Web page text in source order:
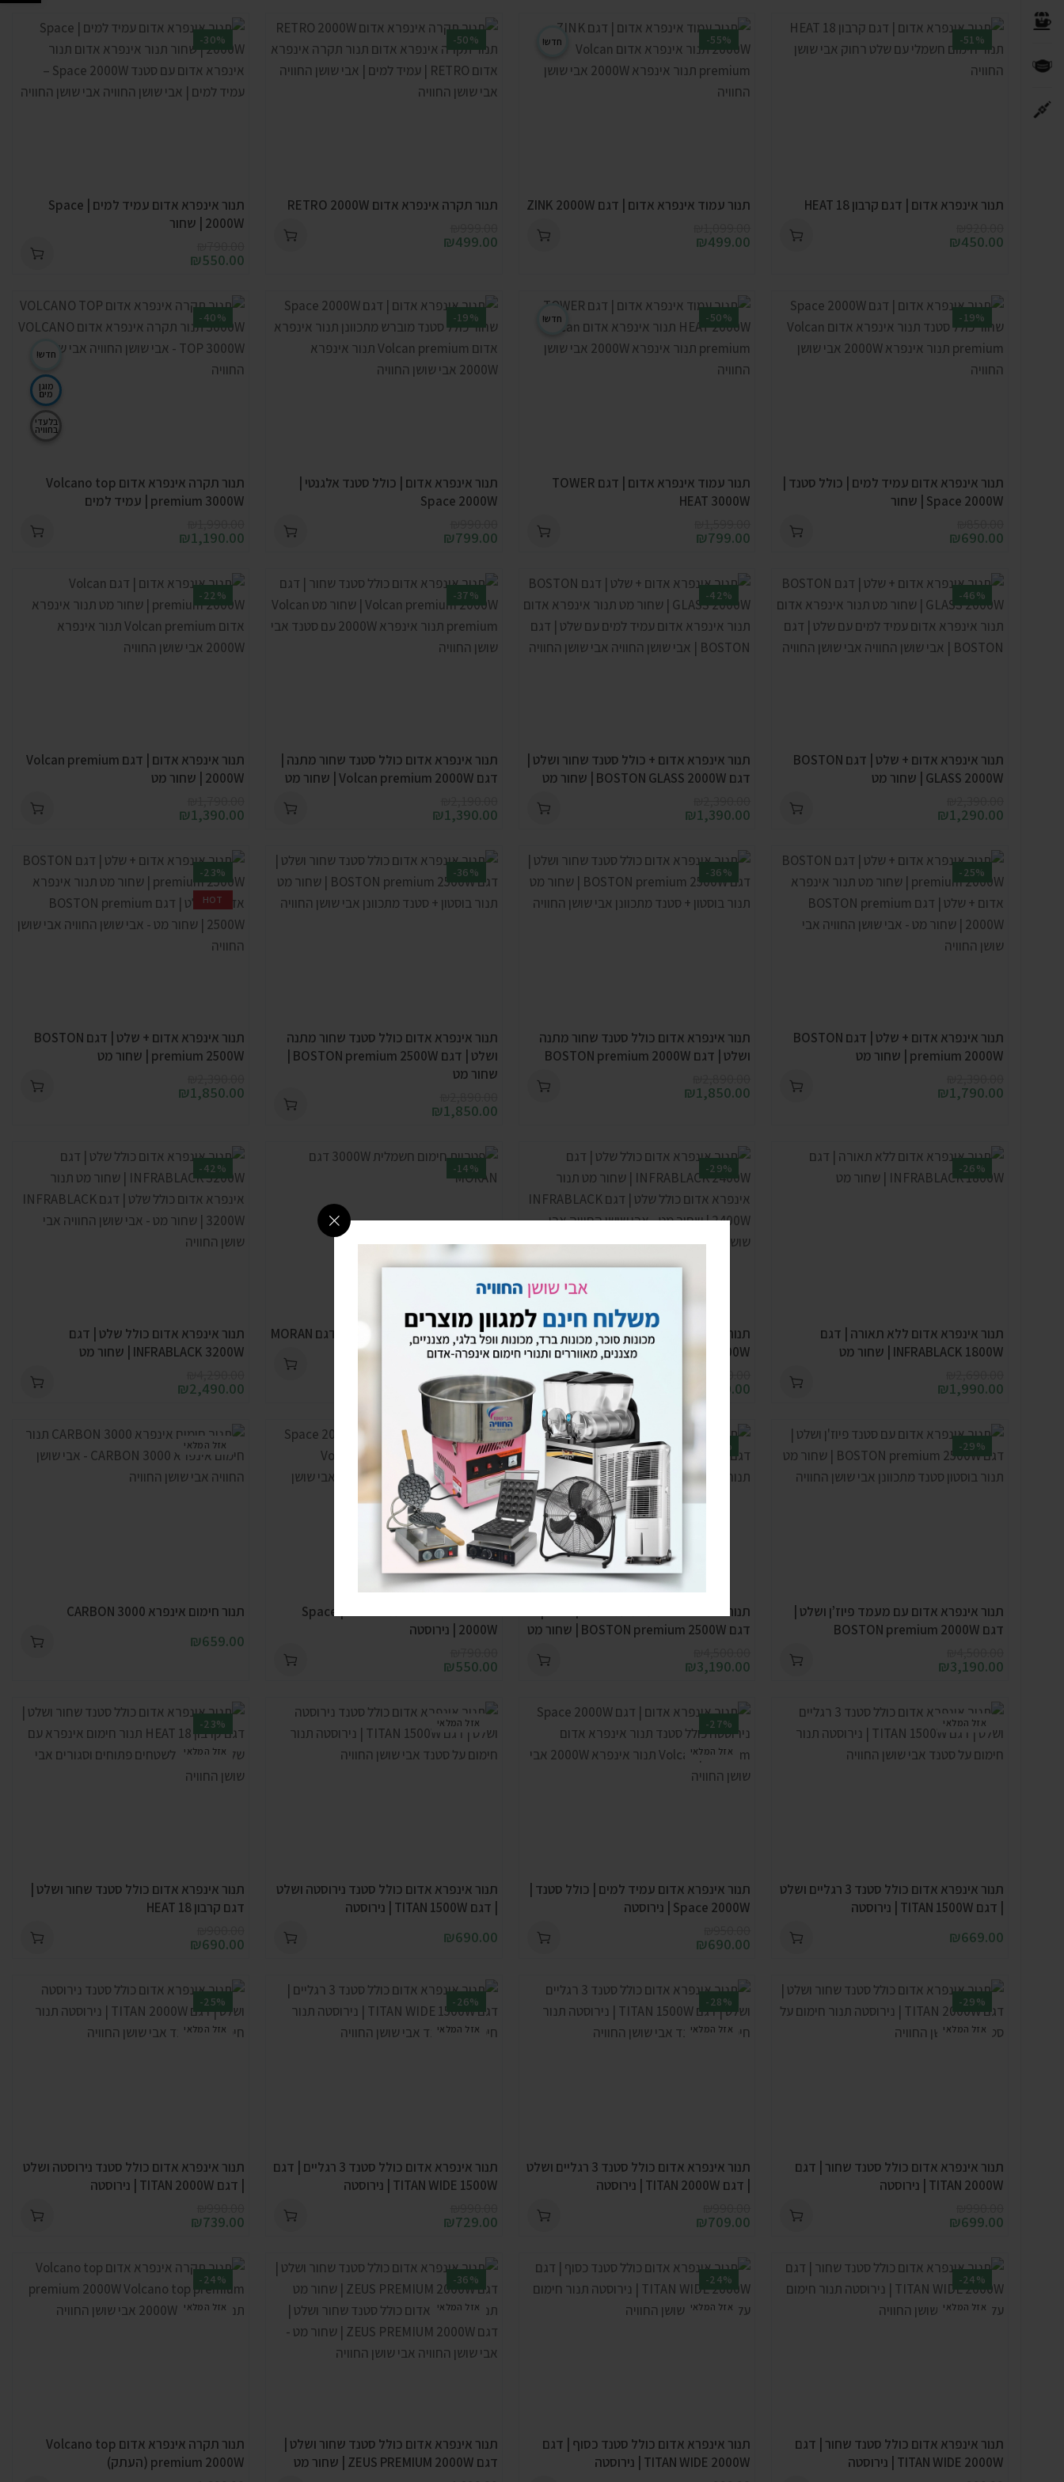
-51%
תנור אינפרא אדום | דגם קרבון HEAT 18
₪450.00
-55% חדש!
תנור עמוד אינפרא אדום | דגם ZINK 2000W
₪499.00
-50%
תנור תקרה אינפרא אדום RETRO 2000W
₪499.00
-30%
תנור אינפרא אדום עמיד למים | Space
2000W | שחור
₪550.00
-19%
תנור אינפרא אדום עמיד למים | כולל סטנד |
Space 2000W | שחור
₪690.00
-50% חדש!
תנור עמוד אינפרא אדום | דגם TOWER
HEAT 3000W
₪799.00
-19%
תנור אינפרא אדום | כולל סטנד אלגנטי |
Space 2000W
₪799.00
-40%
חדש!
מוגן
מים
בלעדי
בחוויה
תנור תקרה אינפרא אדום Volcano top
premium 3000W | עמיד למים
₪1,190.00
-46%
תנור אינפרא אדום + שלט | דגם BOSTON
GLASS 2000W | שחור מט
₪1,290.00
-42%
תנור אינפרא אדום + כולל סטנד שחור ושלט |
דגם BOSTON GLASS 2000W | שחור מט
₪1,390.00
-37%
תנור אינפרא אדום כולל סטנד שחור מתנה |
דגם Volcan premium 2000W | שחור מט
₪1,390.00
-22%
תנור אינפרא אדום | דגם Volcan premium
2000W | שחור מט
₪1,390.00
-25%
תנור אינפרא אדום + שלט | דגם BOSTON
premium 2000W | שחור מט
₪1,790.00
-36%
תנור אינפרא אדום כולל סטנד שחור מתנה
ושלט | דגם BOSTON premium 2000W
₪1,850.00
-36%
תנור אינפרא אדום כולל סטנד שחור מתנה
שחור מט
₪1,850.00
-23%
HOT
תנור אינפרא אדום + שלט | דגם BOSTON
premium 2500W | שחור מט
₪1,850.00
-26%
תנור אינפרא אדום ללא תאורה | דגם
INFRABLACK 1800W | שחור מט
₪1,990.00
-29%
תנור אינפרא אדום כולל שלט | דגם
INFRABLACK 2400W | שחור מט
2,340.00
-14%
פטריית חימום חשמלית 3000W דגם MORAN
₪2,890.00
2,490.00
-42%
תנור אינפרא אדום כולל שלט | דגם
INFRABLACK 3200W | שחור מט
₪2,490.00
-29%
תנור אינפרא אדום עם מעמד פיוז’ן ושלט |
דגם BOSTON premium 2000W
₪3,190.00
-29%
תנור אינפרא אדום עם מעמד פיוז’ן ושלט |
דגם BOSTON premium 2500W | שחור מט
₪3,190.00
-30%
אזל המלאי
תנור אינפרא אדום עמיד למים | Space
2000W | נירוסטה
₪550.00
אזל המלאי
תנור חימום אינפרא CARBON 3000
₪659.00
אזל המלאי
תנור אינפרא אדום כולל סטנד 3 רגליים ושלט
| דגם TITAN 1500W | נירוסטה
₪669.00
-27%
אזל המלאי
תנור אינפרא אדום עמיד למים | כולל סטנד |
Space 2000W | נירוסטה
₪690.00
אזל המלאי
תנור אינפרא אדום כולל סטנד נירוסטה ושלט
| דגם TITAN 1500W | נירוסטה
₪690.00
-23%
אזל המלאי
תנור אינפרא אדום כולל סטנד שחור ושלט |
דגם קרבון HEAT 18
₪690.00
-29%
אזל המלאי
תנור אינפרא אדום כולל סטנד שחור | דגם
TITAN 2000W | נירוסטה
₪699.00
-28%
אזל המלאי
תנור אינפרא אדום כולל סטנד 3 רגליים ושלט
| דגם TITAN 2000W | נירוסטה
₪709.00
-26%
אזל המלאי
תנור אינפרא אדום כולל סטנד 3 רגליים | דגם
TITAN WIDE 1500W | נירוסטה
₪729.00
-25%
אזל המלאי
תנור אינפרא אדום כולל סטנד נירוסטה ושלט
| דגם TITAN 2000W | נירוסטה
₪739.00
-24%
אזל המלאי
תנור אינפרא אדום כולל סטנד שחור | דגם
TITAN WIDE 2000W | נירוסטה
-24%
אזל המלאי
תנור אינפרא אדום כולל סטנד כסוף | דגם
TITAN WIDE 2000W | נירוסטה
-36%
אזל המלאי
תנור אינפרא אדום כולל סטנד שחור ושלט |
דגם ZEUS PREMIUM 2000W | שחור מט
-24%
אזל המלאי
תנור תקרה אינפרא אדום Volcano top
premium 2000W (העתק)